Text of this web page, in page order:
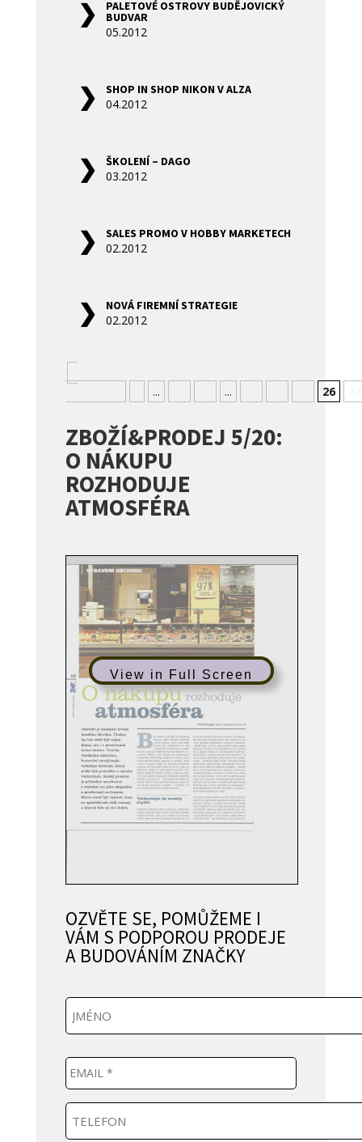
PALETOVÉ OSTROVY BUDĚJOVICKÝ
BUDVAR
05.2012
SHOP IN SHOP NIKON V ALZA
04.2012
ŠKOLENÍ – DAGO
03.2012
SALES PROMO V HOBBY MARKETECH
02.2012
NOVÁ FIREMNÍ STRATEGIE
02.2012
... ... 26
ZBOŽÍ&PRODEJ 5/20:
O NÁKUPU
ROZHODUJE
ATMOSFÉRA
View in Full Screen
OZVĚTE SE, POMŮŽEME I
VÁM S PODPOROU PRODEJE
A BUDOVÁNÍM ZNAČKY
J
m
é
o
E
m
a
*
T
l